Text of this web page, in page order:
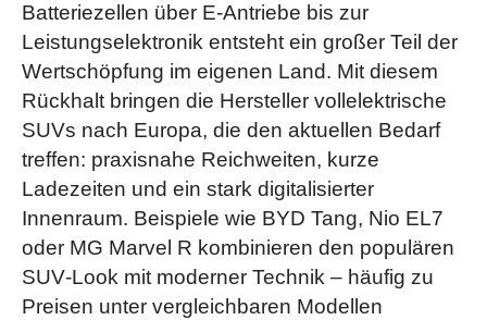
Batteriezellen über E‑Antriebe bis zur
Leistungselektronik entsteht ein großer Teil der
Wertschöpfung im eigenen Land. Mit diesem
Rückhalt bringen die Hersteller vollelektrische
SUVs nach Europa, die den aktuellen Bedarf
treffen: praxisnahe Reichweiten, kurze
Ladezeiten und ein stark digitalisierter
Innenraum. Beispiele wie BYD Tang, Nio EL7
oder MG Marvel R kombinieren den populären
SUV‑Look mit moderner Technik – häufig zu
Preisen unter vergleichbaren Modellen